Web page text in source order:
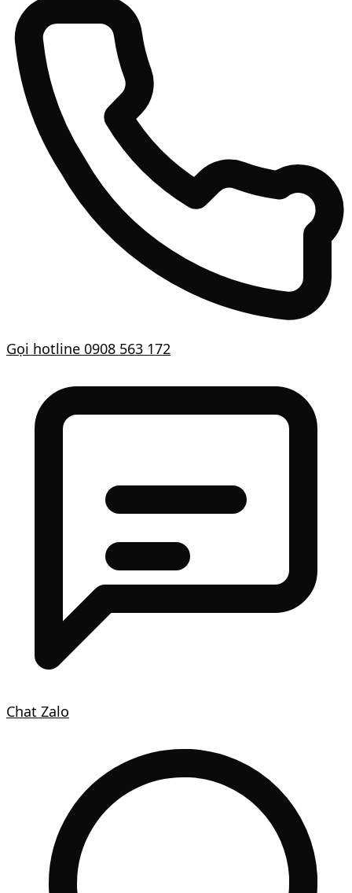
Gọi hotline 0908 563 172
Chat Zalo